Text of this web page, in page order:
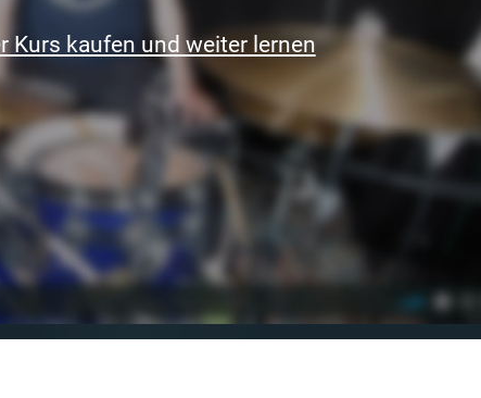
Kurs kaufen und weiter lernen